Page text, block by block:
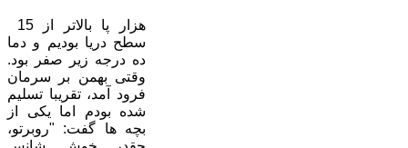
15 هزار پا بالاتر از
سطح دریا بودیم و دما
ده درجه زیر صفر بود.
وقتی بهمن بر سرمان
فرود آمد، تقریبا تسلیم
شده بودم اما یکی از
بچه ها گفت: "روبرتو،